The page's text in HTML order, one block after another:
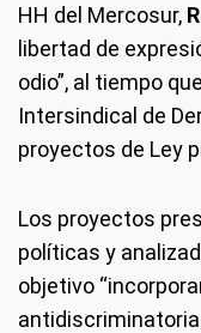
HH del Mercosur,
libertad de
odio”, al tiempo
Intersindical de
proyectos de Ley
Los proyectos
políticas y
objetivo